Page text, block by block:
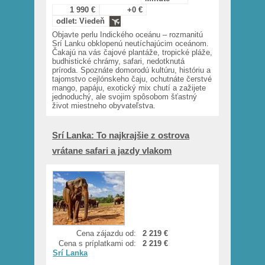
1 990 €
+0 €
odlet: Viedeň
Objavte perlu Indického oceánu – rozmanitú
Srí Lanku obklopenú neutíchajúcim oceánom.
Čakajú na vás čajové plantáže, tropické pláže,
budhistické chrámy, safari, nedotknutá
príroda. Spoznáte domorodú kultúru, históriu a
tajomstvo cejlónskeho čaju, ochutnáte čerstvé
mango, papáju, exotický mix chutí a zažijete
jednoduchý, ale svojim spôsobom šťastný
život miestneho obyvateľstva.
Srí Lanka: To najkrajšie z ostrova
vrátane safari a jazdy vlakom
Cena zájazdu od:
2 219 €
Cena s príplatkami od:
2 219 €
Srí Lanka